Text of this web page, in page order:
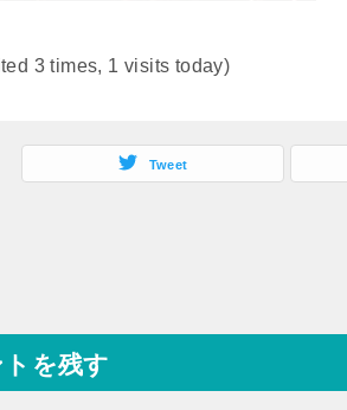
3 times, 1 visits today)
Tweet
を残す